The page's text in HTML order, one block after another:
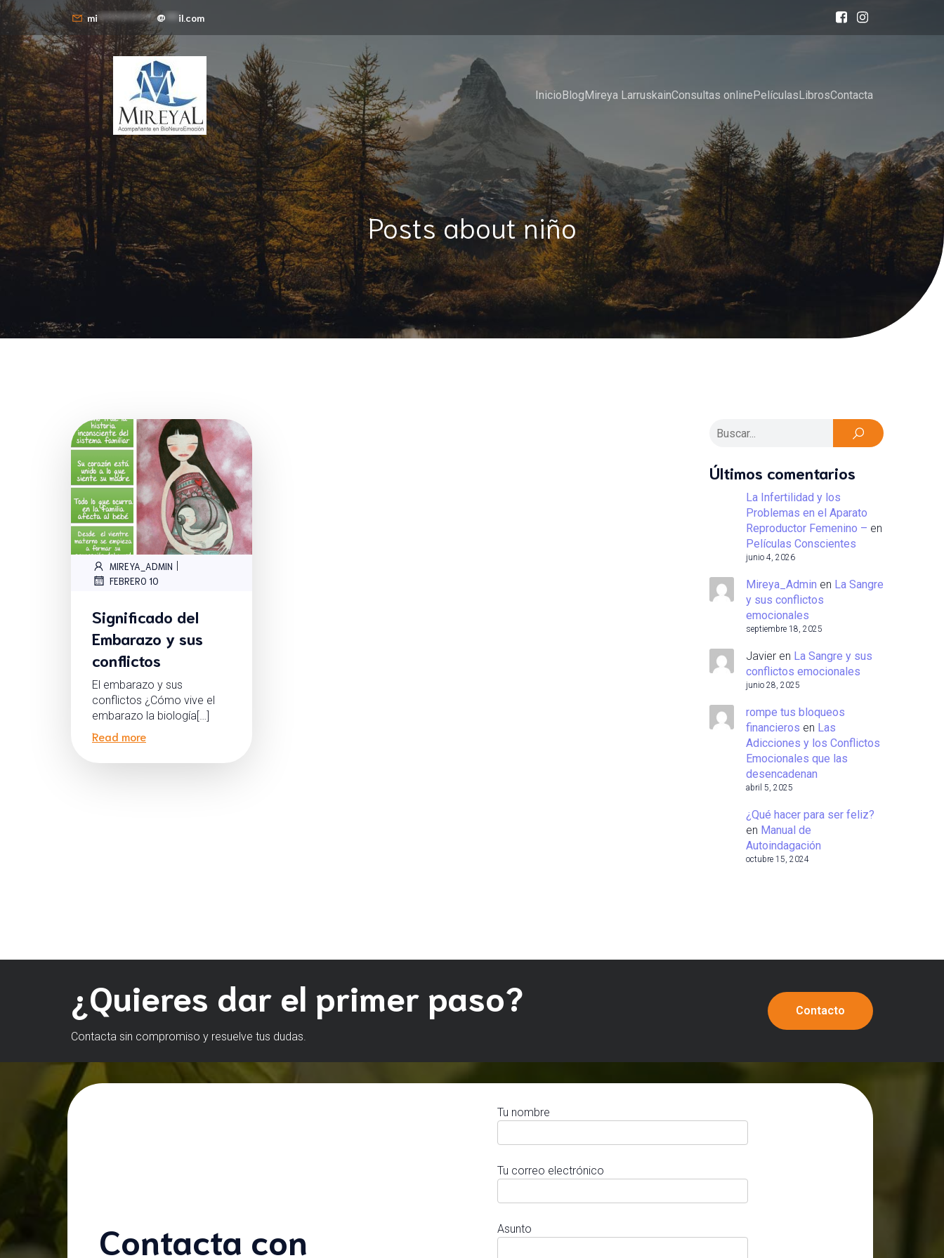
mi**************@ il.com
InicioBlogMireya LarruskainConsultas onlinePelículasLibrosContacta
Posts about niño
MIREYA_ADMIN
FEBRERO 10
Significado del
Embarazo y sus
conflictos
El embarazo y sus
conflictos ¿Cómo vive el
embarazo la biología[…]
Read more
Últimos comentarios
La Infertilidad y los
Problemas en el Aparato
Reproductor Femenino – en
Películas Conscientes
junio 4, 2026
Mireya_Admin en La Sangre
y sus conflictos
emocionales
septiembre 18, 2025
Javier en La Sangre y sus
conflictos emocionales
junio 28, 2025
rompe tus bloqueos
financieros en Las
Adicciones y los Conflictos
Emocionales que las
desencadenan
abril 5, 2025
¿Qué hacer para ser feliz?
en Manual de
Autoindagación
octubre 15, 2024
¿Quieres dar el primer paso?
Contacta sin compromiso y resuelve tus dudas.
Contacto
Contacta con
Tu nombre
Tu correo electrónico
Asunto